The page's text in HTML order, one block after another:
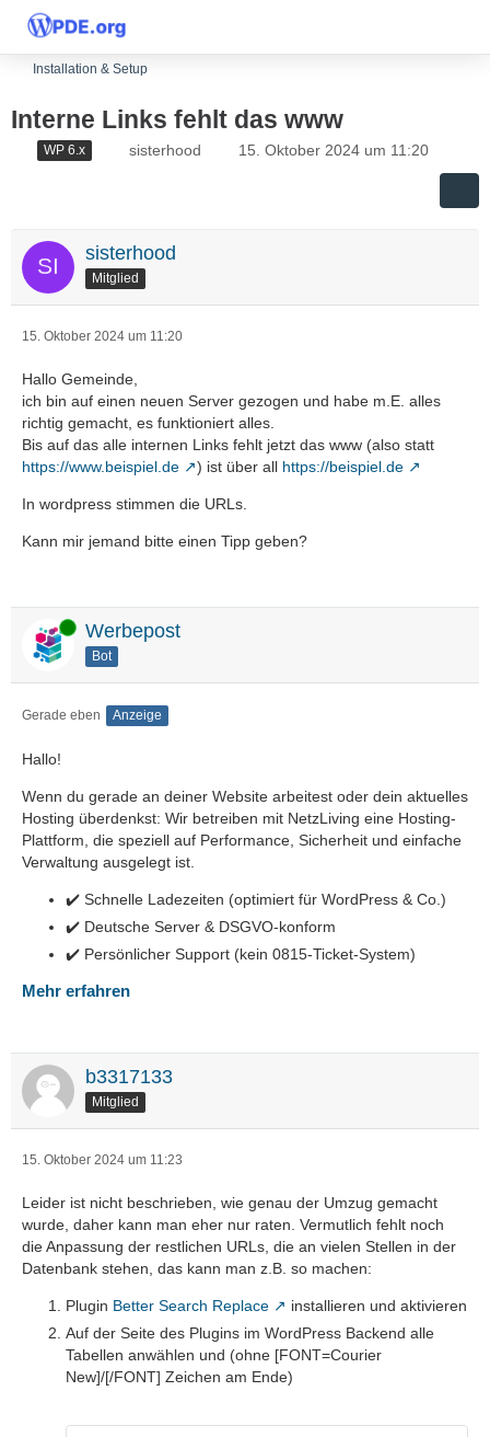
Installation & Setup
Interne Links fehlt das www
WP 6.x sisterhood 15. Oktober 2024 um 11:20
sisterhood
Mitglied
15. Oktober 2024 um 11:20
Hallo Gemeinde,
ich bin auf einen neuen Server gezogen und habe m.E. alles
richtig gemacht, es funktioniert alles.
Bis auf das alle internen Links fehlt jetzt das www (also statt
https://www.beispiel.de
) ist über all https://beispiel.de
In wordpress stimmen die URLs.
Kann mir jemand bitte einen Tipp geben?
Online Werbepost
Bot
Gerade eben Anzeige
Hallo!
Wenn du gerade an deiner Website arbeitest oder dein aktuelles
Hosting überdenkst: Wir betreiben mit NetzLiving eine Hosting-
Plattform, die speziell auf Performance, Sicherheit und einfache
Verwaltung ausgelegt ist.
✔️ Schnelle Ladezeiten (optimiert für WordPress & Co.)
✔️ Deutsche Server & DSGVO-konform
✔️ Persönlicher Support (kein 0815-Ticket-System)
Mehr erfahren
b3317133
Mitglied
15. Oktober 2024 um 11:23
Leider ist nicht beschrieben, wie genau der Umzug gemacht
wurde, daher kann man eher nur raten. Vermutlich fehlt noch
die Anpassung der restlichen URLs, die an vielen Stellen in der
Datenbank stehen, das kann man z.B. so machen:
Plugin Better Search Replace
installieren und aktivieren
Auf der Seite des Plugins im WordPress Backend alle
Tabellen anwählen und (ohne [FONT=Courier
New]/[/FONT] Zeichen am Ende)